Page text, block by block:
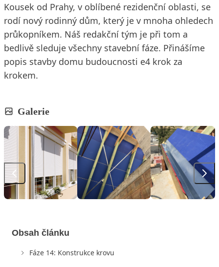
Kousek od Prahy, v oblíbené rezidenční oblasti, se
rodí nový rodinný dům, který je v mnoha ohledech
průkopníkem. Náš redakční tým je při tom a
bedlivě sleduje všechny stavební fáze. Přinášíme
popis stavby domu budoucnosti e4 krok za
krokem.
Galerie
Obsah článku
Fáze 14: Konstrukce krovu